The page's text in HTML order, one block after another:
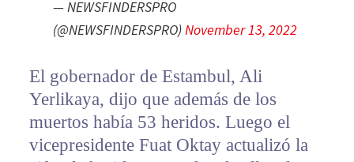
— NEWSFINDERSPRO
(@NEWSFINDERSPRO)November 13, 2022
El gobernador de Estambul, Ali
Yerlikaya, dijo que además de los
muertos había 53 heridos. Luego el
vicepresidente Fuat Oktay actualizó la